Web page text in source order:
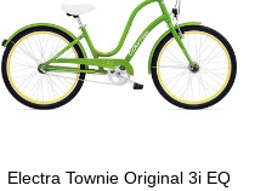
Electra Townie Original 3i EQ